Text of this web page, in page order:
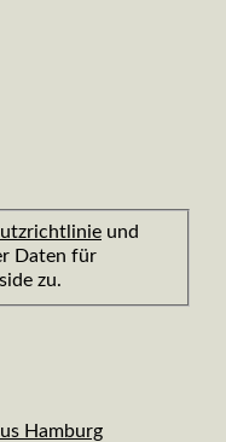
und
Daten für
zu.
Hamburg